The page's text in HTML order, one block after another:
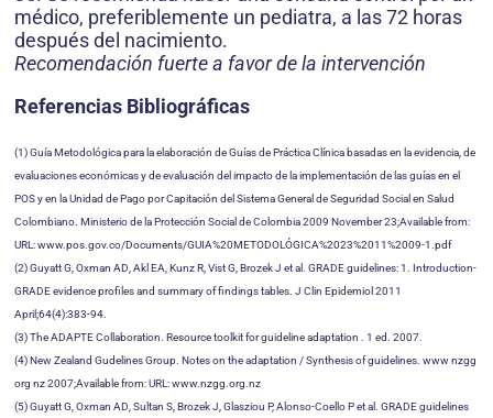
médico, preferiblemente un pediatra, a las 72 horas
después del nacimiento.
Recomendación fuerte a favor de la intervención
Referencias Bibliográficas
(1) Guía Metodológica para la elaboración de Guías de Práctica Clínica basadas en la evidencia, de
evaluaciones económicas y de evaluación del impacto de la implementación de las guías en el
POS y en la Unidad de Pago por Capitación del Sistema General de Seguridad Social en Salud
Colombiano. Ministerio de la Protección Social de Colombia 2009 November 23;Available from:
URL: www.pos.gov.co/Documents/GUIA%20METODOLÓGICA%2023%2011%2009-1.pdf
(2) Guyatt G, Oxman AD, Akl EA, Kunz R, Vist G, Brozek J et al. GRADE guidelines: 1. Introduction-
GRADE evidence profiles and summary of findings tables. J Clin Epidemiol 2011
April;64(4):383-94.
(3) The ADAPTE Collaboration. Resource toolkit for guideline adaptation . 1 ed. 2007.
(4) New Zealand Gudelines Group. Notes on the adaptation / Synthesis of guidelines. www nzgg
org nz 2007;Available from: URL: www.nzgg.org.nz
(5) Guyatt G, Oxman AD, Sultan S, Brozek J, Glasziou P, Alonso-Coello P et al. GRADE guidelines